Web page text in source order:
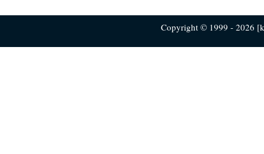
Copyright © 1999 - 2026